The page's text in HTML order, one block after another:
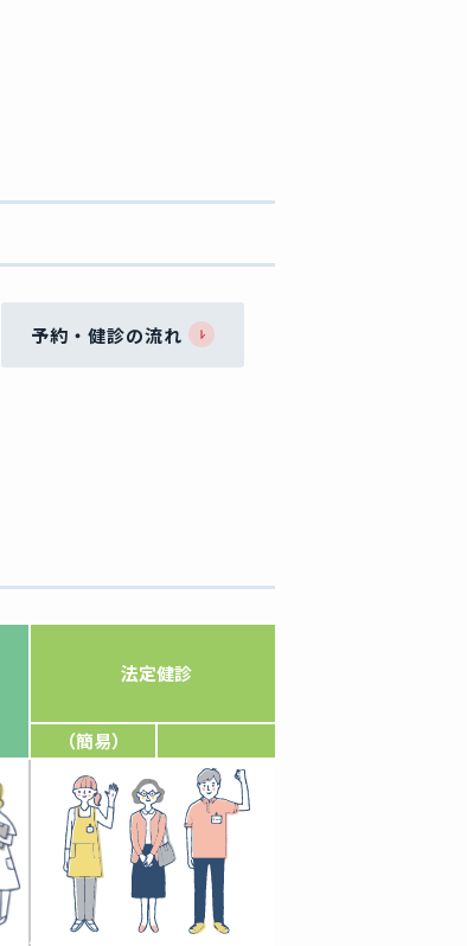
予約・健診の流れ
法定健診
（簡易）